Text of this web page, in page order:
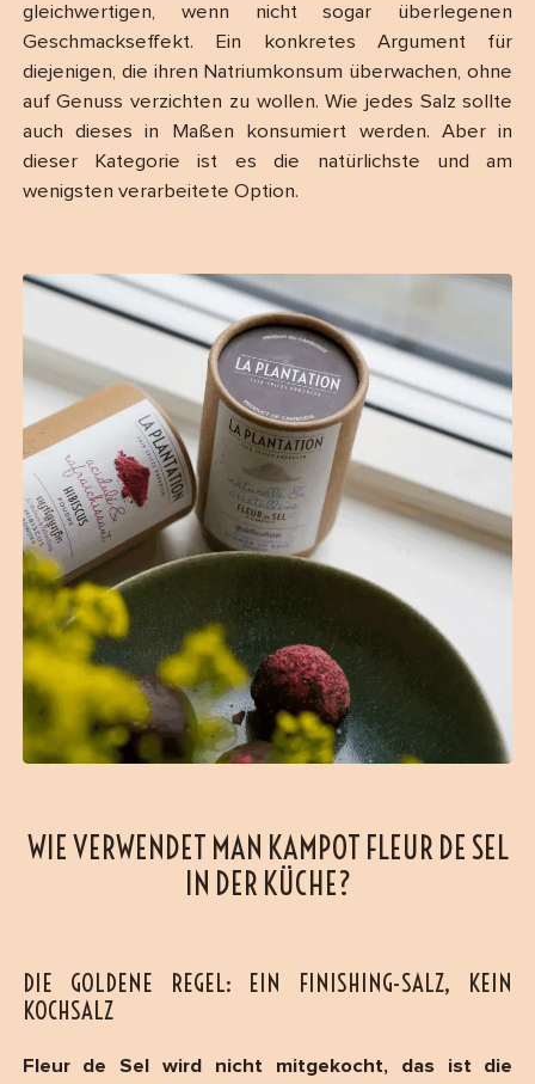
gleichwertigen, wenn nicht sogar überlegenen
Geschmackseffekt. Ein konkretes Argument für
diejenigen, die ihren Natriumkonsum überwachen, ohne
auf Genuss verzichten zu wollen. Wie jedes Salz sollte
auch dieses in Maßen konsumiert werden. Aber in
dieser Kategorie ist es die natürlichste und am
wenigsten verarbeitete Option.
WIE VERWENDET MAN KAMPOT FLEUR DE SEL
IN DER KÜCHE?
DIE GOLDENE REGEL: EIN FINISHING-SALZ, KEIN
KOCHSALZ
Fleur de Sel wird nicht mitgekocht, das ist die